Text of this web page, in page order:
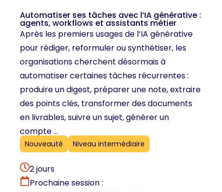
Automatiser ses tâches avec l’IA générative :
agents, workflows et assistants métier
Après les premiers usages de l’IA générative
pour rédiger, reformuler ou synthétiser, les
organisations cherchent désormais à
automatiser certaines tâches récurrentes :
produire un digest, préparer une note, extraire
des points clés, transformer des documents
en livrables, suivre un sujet, générer un
compte ...
Nouveauté Niveau intermédiaire
2 jours
Prochaine session :